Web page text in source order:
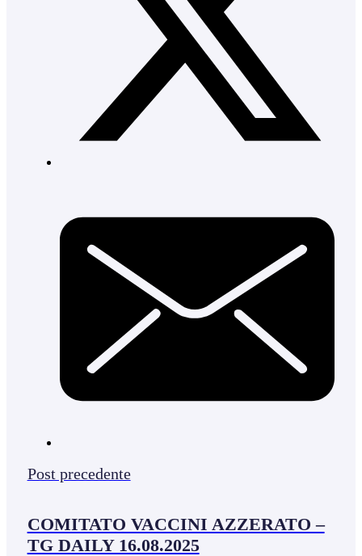
Post precedente
COMITATO VACCINI AZZERATO –
TG DAILY 16.08.2025